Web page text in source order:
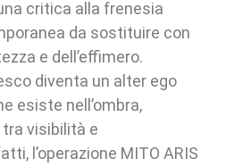
critica alla frenesia
da sostituire con
e dell’effimero.
diventa un alter ego
esiste nell’ombra,
visibilità e
l’operazione MITO ARIS